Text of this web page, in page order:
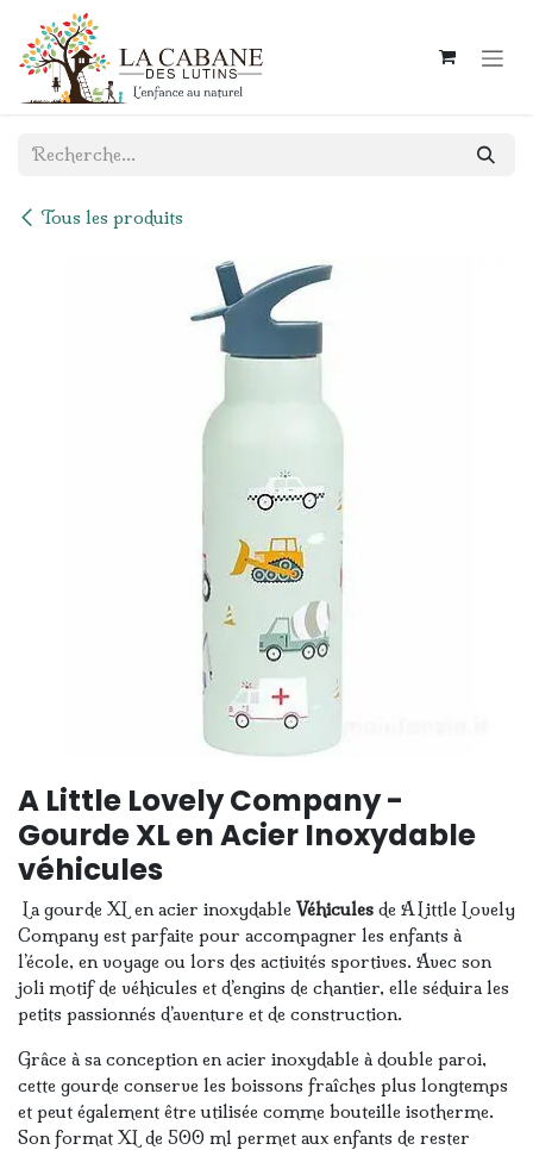
Se rendre au contenu
Tous les produits
A Little Lovely Company -
Gourde XL en Acier Inoxydable
véhicules
La gourde XL en acier inoxydable Véhicules de A Little Lovely
Company est parfaite pour accompagner les enfants à
l’école, en voyage ou lors des activités sportives. Avec son
joli motif de véhicules et d’engins de chantier, elle séduira les
petits passionnés d’aventure et de construction.
Grâce à sa conception en acier inoxydable à double paroi,
cette gourde conserve les boissons fraîches plus longtemps
et peut également être utilisée comme bouteille isotherme.
Son format XL de 500 ml permet aux enfants de rester